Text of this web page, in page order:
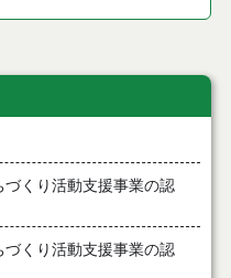
くり活動支援事業の認
くり活動支援事業の認